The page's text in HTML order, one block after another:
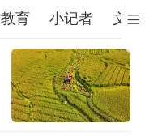
教育 小记者 文艺